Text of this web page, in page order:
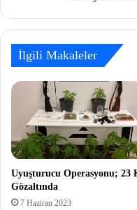
İlgili Makaleler
Uyuşturucu Operasyonu; 23
Gözaltında
7 Haziran 2023